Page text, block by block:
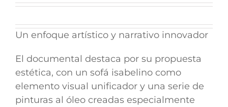
Un enfoque artístico y narrativo innovador
El documental destaca por su propuesta
estética, con un sofá isabelino como
elemento visual unificador y una serie de
pinturas al óleo creadas especialmente